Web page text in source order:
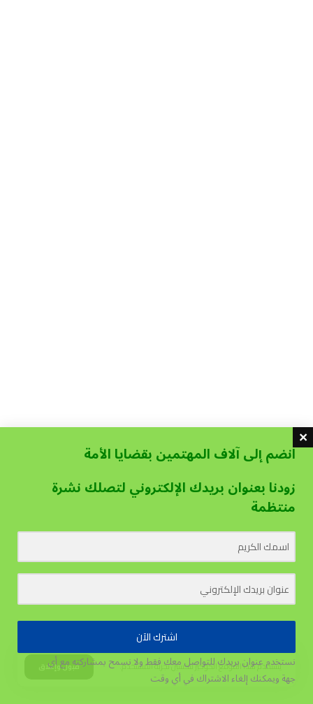
يستخدم هذا الموقع الكوكيز لتحسين تجربة المستخدم. قبول وإغلاق
انضم إلى آلاف المهتمين بقضايا الأمة
زودنا بعنوان بريدك الإلكتروني لتصلك نشرة
منتظمة
اشترك الآن
نستخدم عنوان بريدك للتواصل معك فقط ولا نسمح بمشاركته مع أي
جهةويمكنك إلغاء الاشتراك في أي وقت